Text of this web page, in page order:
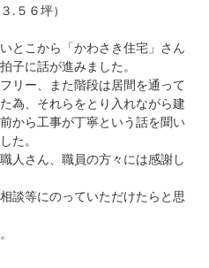
６坪）
とこから「かわさき住宅」さん
子に話が進みました。
リー、また階段は居間を通って
為、それらをとり入れながら建
から工事が丁寧という話を聞い
た。
人さん、職員の方々には感謝し
談等にのっていただけたらと思